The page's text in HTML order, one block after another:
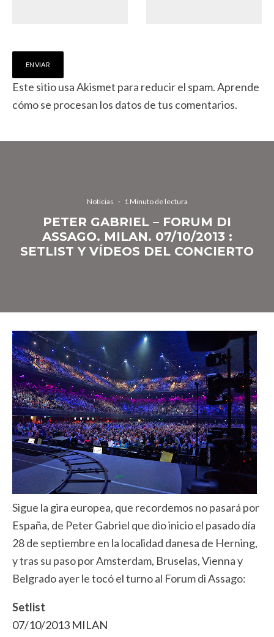
Este sitio usa Akismet para reducir el spam.Aprende
cómo se procesan los datos de tus comentarios.
Noticias · 1 Minuto de lectura
PETER GABRIEL – FORUM DI
ASSAGO. MILAN. 07/10/2013 :
SETLIST Y VÍDEOS DEL CONCIERTO
Sigue la gira europea, que recordemos no pasará por
España, de Peter Gabriel que dio inicio el pasado día
28 de septiembre en la localidad danesa de Herning,
y tras su paso por Amsterdam, Bruselas, Vienna y
Belgrado ayer le tocó el turno al Forum di Assago:
Setlist
07/10/2013 MILAN